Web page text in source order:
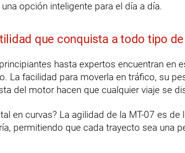
una opción inteligente para el día a día.
que conquista a todo tipo
hasta expertos encuentran en
La facilidad para moverla en tráfico, su
del motor hacen que cualquier viaje se
en curvas? La agilidad de la MT-07 es de
permitiendo que cada trayecto sea una